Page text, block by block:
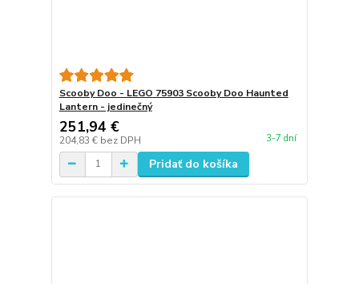
Scooby Doo - LEGO 75903 Scooby Doo Haunted
Lantern - jedinečný
251,94 €
204,83 € bez DPH 3-7 dní
Pridať do košíka